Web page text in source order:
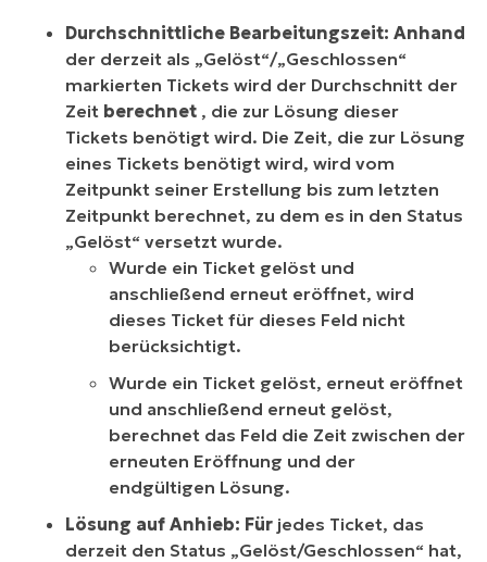
Durchschnittliche Bearbeitungszeit: Anhand
der derzeit als „Gelöst“/„Geschlossen“
markierten Tickets wird der Durchschnitt der
Zeit berechnet , die zur Lösung dieser
Tickets benötigt wird. Die Zeit, die zur Lösung
eines Tickets benötigt wird, wird vom
Zeitpunkt seiner Erstellung bis zum letzten
Zeitpunkt berechnet, zu dem es in den Status
„Gelöst“ versetzt wurde.
Wurde ein Ticket gelöst und
anschließend erneut eröffnet, wird
dieses Ticket für dieses Feld nicht
berücksichtigt.
Wurde ein Ticket gelöst, erneut eröffnet
und anschließend erneut gelöst,
berechnet das Feld die Zeit zwischen der
erneuten Eröffnung und der
endgültigen Lösung.
Lösung auf Anhieb: Für jedes Ticket, das
derzeit den Status „Gelöst/Geschlossen“ hat,